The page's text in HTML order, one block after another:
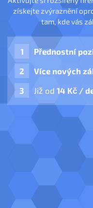
získejte zvýraznění
tam, kde vás
Přednostní
Více nových
Již od 14 Kč /